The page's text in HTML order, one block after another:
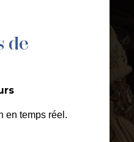
CULTURE & SPORT
de
en temps réel.